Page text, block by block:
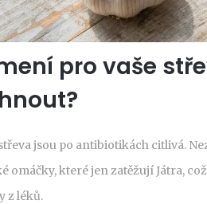
pro vaše
jsou po antibiotikách citlivá.
omáčky, které jen zatěžujíJátra,
z léků.